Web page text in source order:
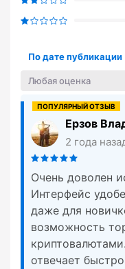
По дате публикации
Любая оценка
Ерзов
2 года
Очень доволен
Интерфейс
даже для
возможность
отвечает